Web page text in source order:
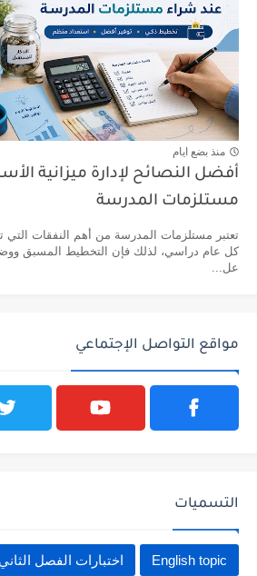
منذ بضع ايام
أفضل النصائح لإدارة ميزانية
مستلزمات المدرسة
تعتبر مستلزمات المدرسة من أهم النفقات التي
كل عام دراسي، لذلك فإن التخطيط المسبق
عل...
مواقع التواصل الإجتماعي
التسميات
English topic اختبارات الفصل الثاني